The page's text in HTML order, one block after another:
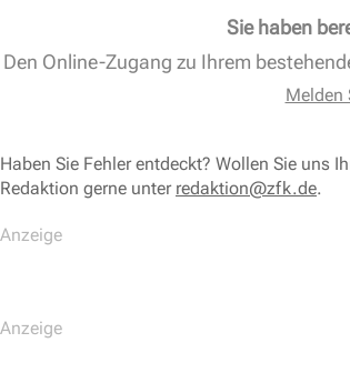
Sie haben
Den Online-Zugang zu Ihrem
Melden
Haben Sie Fehler entdeckt? Wollen Sie uns
Redaktion gerne unter redaktion@zfk.de.